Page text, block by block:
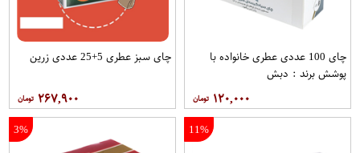
چای 100 عددی عطری خانواده با
پوشش برند : دبش
۱۲۰,۰۰۰
چای سبز عطری 5+25 عددی زرین
۲۶۷,۹۰۰
11%
3%